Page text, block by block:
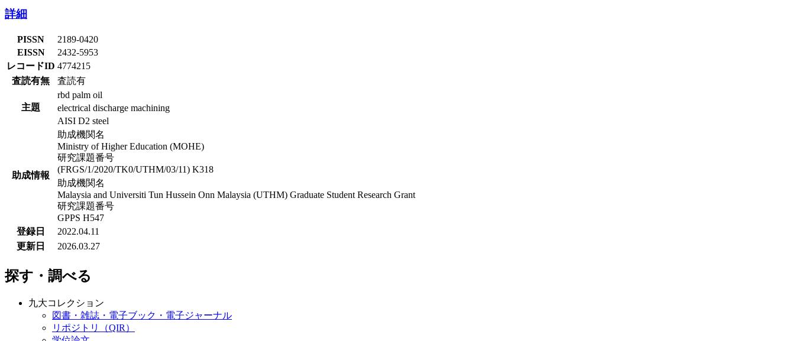
詳細
PISSN
2189-0420
EISSN
2432-5953
レコードID 4774215
査読有無
査読有
主題
rbd palm oil
electrical discharge machining
AISI D2 steel
助成情報
助成機関名
Ministry of Higher Education (MOHE)
研究課題番号
(FRGS/1/2020/TK0/UTHM/03/11) K318
助成機関名
Malaysia and Universiti Tun Hussein Onn Malaysia (UTHM) Graduate Student Research Grant
研究課題番号
GPPS H547
登録日
2022.04.11
更新日
2026.03.27
探す・調べる
九大コレクション
図書・雑誌・電子ブック・電子ジャーナル
リポジトリ（QIR）